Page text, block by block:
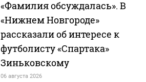
«Фамилия обсуждалась». В
«Нижнем Новгороде»
рассказали об интересе к
футболисту «Спартака»
Зиньковскому
06 августа 2026